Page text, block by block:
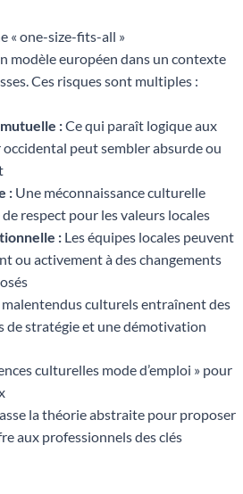
« one-size-fits-all »
modèle européen dans un contexte
Ces risques sont multiples :
:Ce qui paraît logique aux
occidental peut sembler absurde ou
: Une méconnaissance culturelle
respect pour les valeurs locales
: Les équipes locales peuvent
ou activement à des changements
malentendus culturels entraînent des
de stratégie et une démotivation
culturelles mode d’emploi » pour
la théorie abstraite pour proposer
aux professionnels des clés